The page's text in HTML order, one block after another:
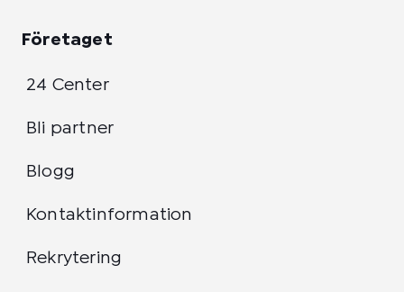
Företaget
24 Center
Bli partner
Blogg
Kontaktinformation
Rekrytering